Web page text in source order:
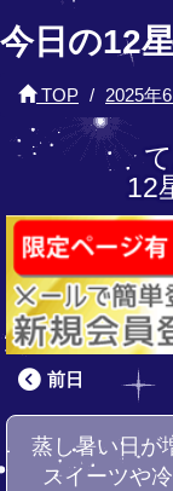
今日の12
TOP 2025年
12
前日
蒸し暑い日が
スイーツや